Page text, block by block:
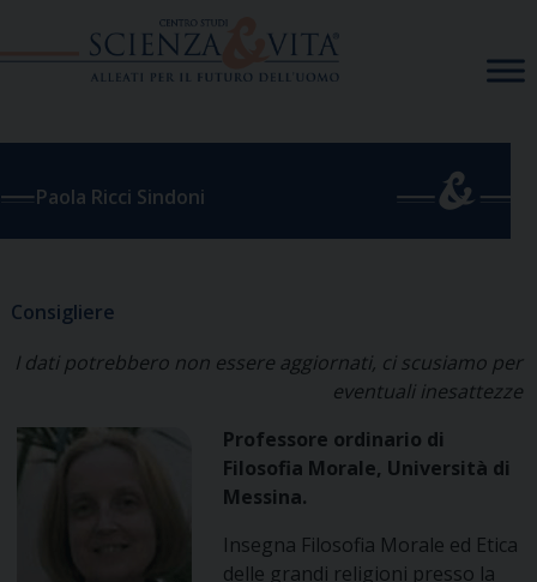
Paola Ricci Sindoni
Consigliere
I dati potrebbero non essere aggiornati, ci scusiamo per
eventuali inesattezze
Professore ordinario di
Filosofia Morale, Università di
Messina.
Insegna Filosofia Morale ed Etica
delle grandi religioni presso la